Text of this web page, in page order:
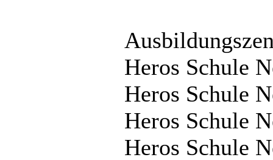
Heros Schule
Heros Schule
Heros Schule
Heros Schule